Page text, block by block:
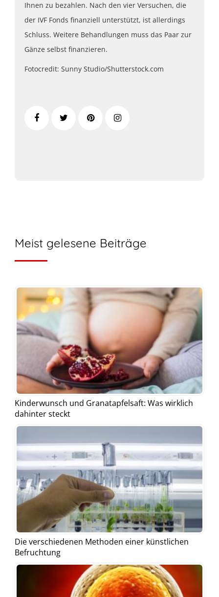
Ihnen zu bezahlen. Nach den vier Versuchen, die
der IVF Fonds finanziell unterstützt, ist allerdings
Schluss. Weitere Behandlungen muss das Paar zur
Gänze selbst finanzieren.
Fotocredit: Sunny Studio/Shutterstock.com
Meist gelesene Beiträge
Kinderwunsch und Granatapfelsaft: Was wirklich
dahinter steckt
Die verschiedenen Methoden einer künstlichen
Befruchtung